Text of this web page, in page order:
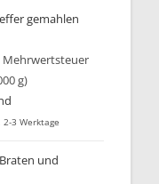
gemahlen
Mehrwertsteuer
g)
3 Werktage
und